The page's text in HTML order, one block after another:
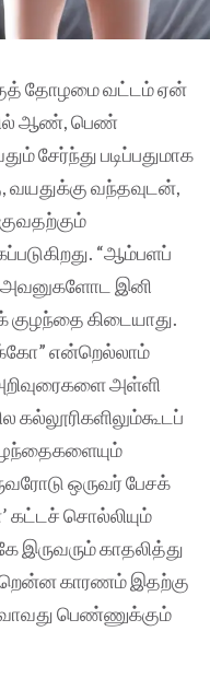
தோழமை வட்டம் ஏன்
ஆண், பெண்
சேர்ந்து படிப்பதுமாக
வயதுக்கு வந்தவுடன்,
“ஆம்பளப்
அவனுகளோட இனி
கிடையாது.
என்றெல்லாம்
அறிவுரைகளை அள்ளி
கல்லூரிகளிலும்கூடப்
ஒருவர் பேசக்
கட்டச் சொல்லியும்
இருவரும் காதலித்து
காரணம் இதற்கு
பெண்ணுக்கும்